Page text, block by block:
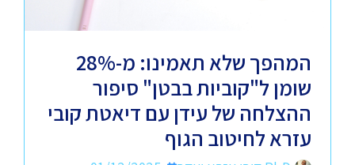
המהפך שלא תאמינו: מ-28%
שומן ל"קוביות בבטן" סיפור
ההצלחה של עידן עם דיאטת קובי
עזרא לחיטוב הגוף